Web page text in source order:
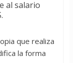
al salario
que realiza
la forma